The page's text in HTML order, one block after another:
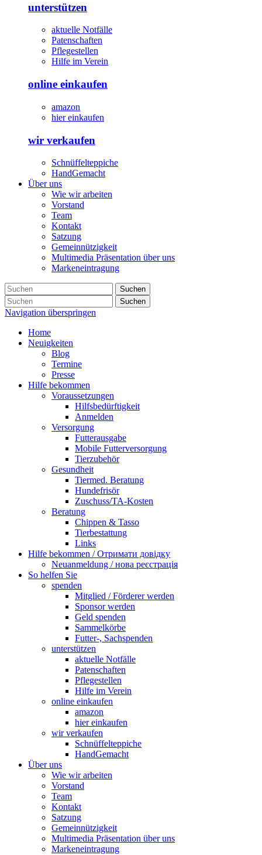
unterstützen
aktuelle Notfälle
Patenschaften
Pflegestellen
Hilfe im Verein
online einkaufen
amazon
hier einkaufen
wir verkaufen
Schnüffelteppiche
HandGemacht
Über uns
Wie wir arbeiten
Vorstand
Team
Kontakt
Satzung
Gemeinnützigkeit
Multimedia Präsentation über uns
Markeneintragung
Suchen
Suchen
Navigation überspringen
Home
Neuigkeiten
Blog
Termine
Presse
Hilfe bekommen
Voraussetzungen
Hilfsbedürftigkeit
Anmelden
Versorgung
Futterausgabe
Mobile Futterversorgung
Tierzubehör
Gesundheit
Tiermed. Beratung
Hundefrisör
Zuschuss/TA-Kosten
Beratung
Chippen & Tasso
Tierbestattung
Links
Hilfe bekommen / Отримати довідку
Neuanmeldung / нова реєстрація
So helfen Sie
spenden
Mitglied / Förderer werden
Sponsor werden
Geld spenden
Sammelkörbe
Futter-, Sachspenden
unterstützen
aktuelle Notfälle
Patenschaften
Pflegestellen
Hilfe im Verein
online einkaufen
amazon
hier einkaufen
wir verkaufen
Schnüffelteppiche
HandGemacht
Über uns
Wie wir arbeiten
Vorstand
Team
Kontakt
Satzung
Gemeinnützigkeit
Multimedia Präsentation über uns
Markeneintragung